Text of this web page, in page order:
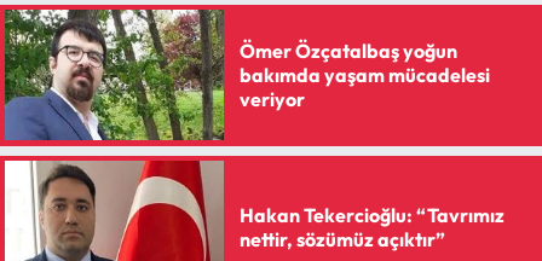
Ömer Özçatalbaş yoğun
bakımda yaşam mücadelesi
veriyor
Hakan Tekercioğlu: “Tavrımız
nettir, sözümüz açıktır”